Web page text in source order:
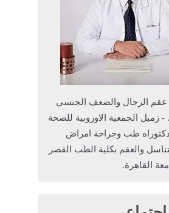
الرجال والضعف الجنسي
- زميل الجمعية الاوروبية للصحة
دكتوراه طب وجراحة امراض
والعقم بكلية الطب القصر
القاهرة.